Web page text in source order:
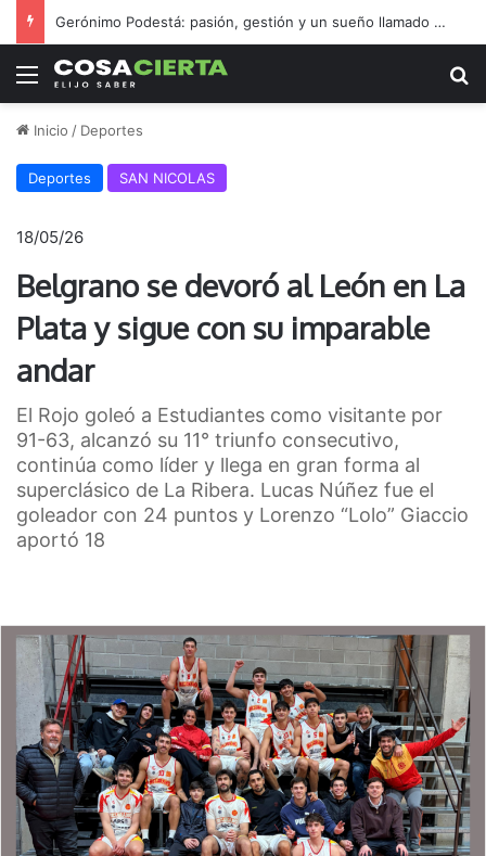
Gerónimo Podestá: pasión, gestión y un sueño llamado ascenso
Menú
Inicio / Deportes
Deportes SAN NICOLAS
18/05/26
Belgrano se devoró al León en La
Plata y sigue con su imparable
andar
El Rojo goleó a Estudiantes como visitante por
91-63, alcanzó su 11° triunfo consecutivo,
continúa como líder y llega en gran forma al
superclásico de La Ribera. Lucas Núñez fue el
goleador con 24 puntos y Lorenzo “Lolo” Giaccio
aportó 18